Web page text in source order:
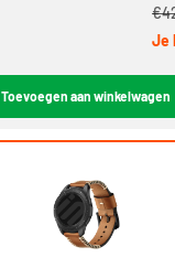
Je
Toevoegen aan winkelwagen